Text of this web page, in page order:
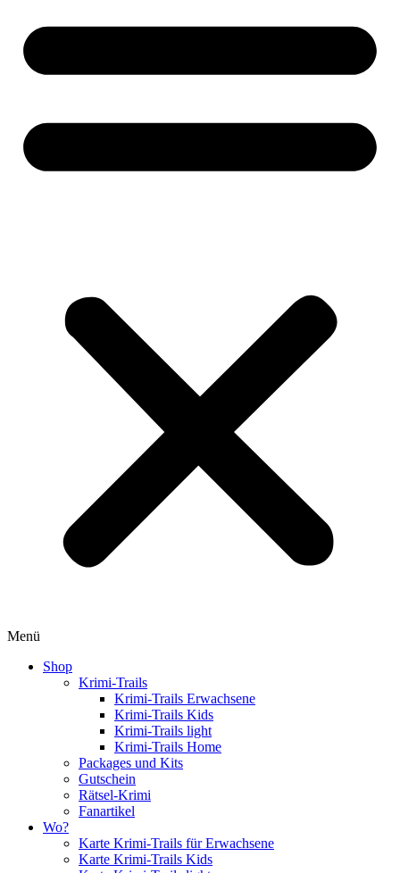
Menü
Shop
Krimi-Trails
Krimi-Trails Erwachsene
Krimi-Trails Kids
Krimi-Trails light
Krimi-Trails Home
Packages und Kits
Gutschein
Rätsel-Krimi
Fanartikel
Wo?
Karte Krimi-Trails für Erwachsene
Karte Krimi-Trails Kids